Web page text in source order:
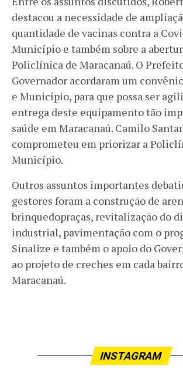
destacou a necessidade de
quantidade de vacinas contra a
Município e também sobre a
Policlínica de Maracanaú. O
Governador acordaram um
e Município, para que possa ser
entrega deste equipamento tão
saúde em Maracanaú. Camilo
comprometeu em priorizar a
Município.
Outros assuntos importantes
gestores foram a construção de
brinquedopraças, revitalização do
industrial, pavimentação com o
Sinalize e também o apoio do
ao projeto de creches em cada
Maracanaú.
INSTAGRAM